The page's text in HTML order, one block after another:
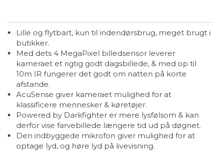
Lille og flytbart, kun til indendørsbrug, meget brugt i
butikker.
Med dets 4 MegaPixel billedsensor leverer
kameraet et rigtig godt dagsbillede, & med op til
10m IR fungerer det godt om natten på korte
afstande.
AcuSense giver kameraet mulighed for at
klassificere mennesker & køretøjer.
Powered by Darkfighter er mere lysfølsom & kan
derfor vise farvebillede længere tid ud på døgnet.
Den indbyggede mikrofon giver mulighed for at
optage lyd, og høre lyd på livevisning.